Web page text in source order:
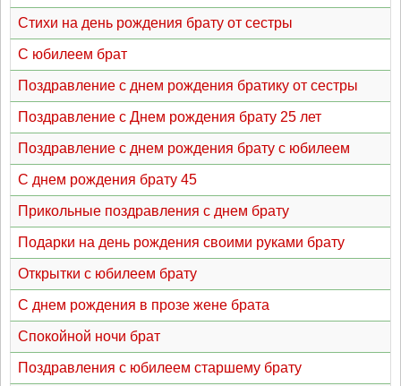
Стихи на день рождения брату от сестры
С юбилеем брат
Поздравление с днем рождения братику от сестры
Поздравление с Днем рождения брату 25 лет
Поздравление с днем рождения брату с юбилеем
С днем рождения брату 45
Прикольные поздравления с днем брату
Подарки на день рождения своими руками брату
Открытки с юбилеем брату
С днем рождения в прозе жене брата
Спокойной ночи брат
Поздравления с юбилеем старшему брату